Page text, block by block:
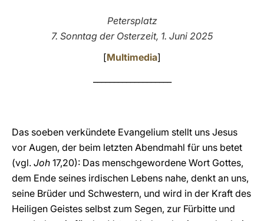
Petersplatz
7. Sonntag der Osterzeit, 1. Juni 2025
[Multimedia]
Das soeben verkündete Evangelium stellt uns Jesus
vor Augen, der beim letzten Abendmahl für uns betet
(vgl. Joh 17,20): Das menschgewordene Wort Gottes,
dem Ende seines irdischen Lebens nahe, denkt an uns,
seine Brüder und Schwestern, und wird in der Kraft des
Heiligen Geistes selbst zum Segen, zur Fürbitte und